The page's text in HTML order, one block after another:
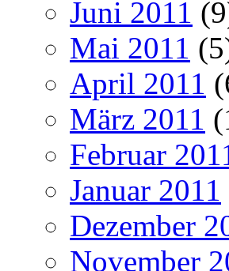
Juni 2011
Mai 2011
April 2011
März 2011
Februar
Januar 2011
Dezember
November